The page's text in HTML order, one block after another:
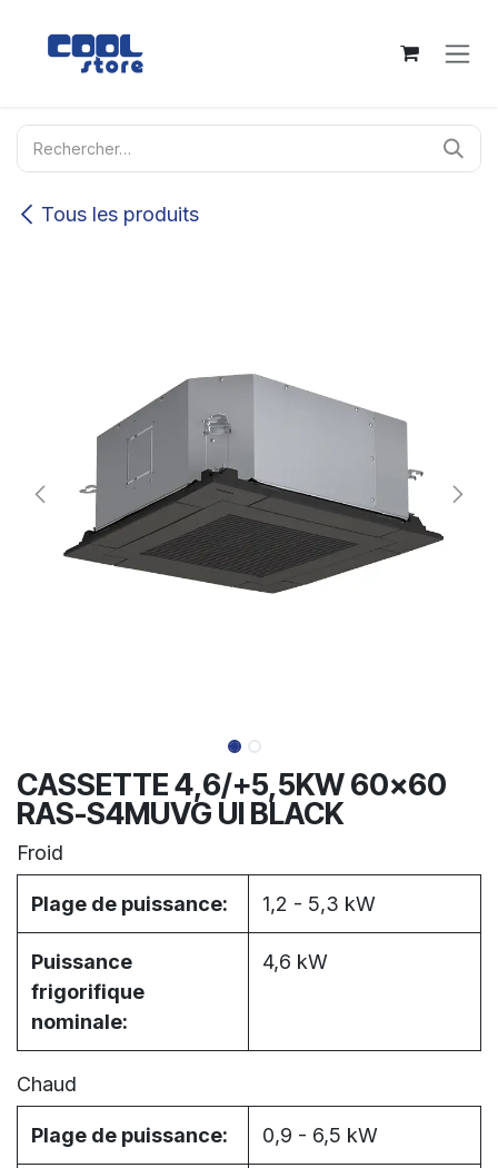
Tous les produits
CASSETTE 4,6/+5,5KW 60x60
RAS-S4MUVG UI BLACK
Froid
Plage de puissance: 1,2 - 5,3 kW
Puissance
frigorifique
nominale:
4,6 kW
Chaud
Plage de puissance: 0,9 - 6,5 kW